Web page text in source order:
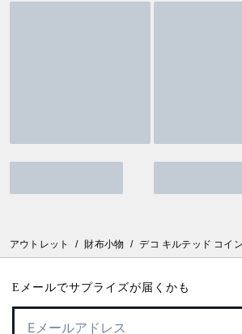
アウトレット / 財布小物 / デコ キルテッド コイ
Eメールでサプライズが届くかも